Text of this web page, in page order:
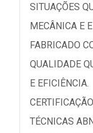
SITUAÇÕES
MECÂNICA E
FABRICADO
QUALIDADE
E EFICIÊNCIA.
TÉCNICAS